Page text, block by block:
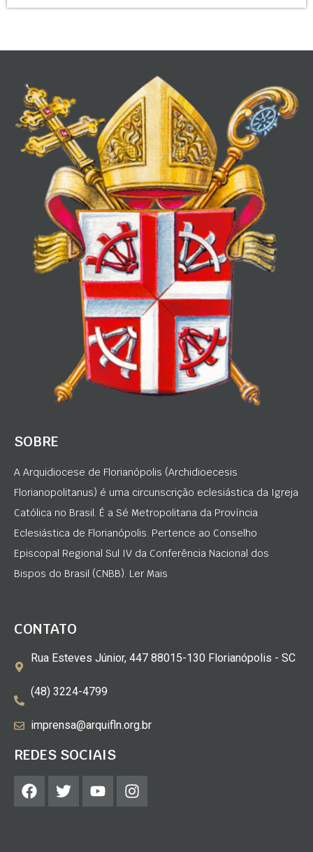
SOBRE
A Arquidiocese de Florianópolis (Archidioecesis
Florianopolitanus) é uma circunscrição eclesiástica da Igreja
Católica no Brasil. É a Sé Metropolitana da Província
Eclesiástica de Florianópolis. Pertence ao Conselho
Episcopal Regional Sul IV da Conferência Nacional dos
Bispos do Brasil (CNBB). Ler Mais
CONTATO
Rua Esteves Júnior, 447 88015-130 Florianópolis - SC
(48) 3224-4799
imprensa@arquifln.org.br
REDES SOCIAIS